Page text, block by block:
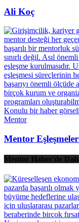
Ali Koç
Mentor
Mentor
Mentor Haber'de